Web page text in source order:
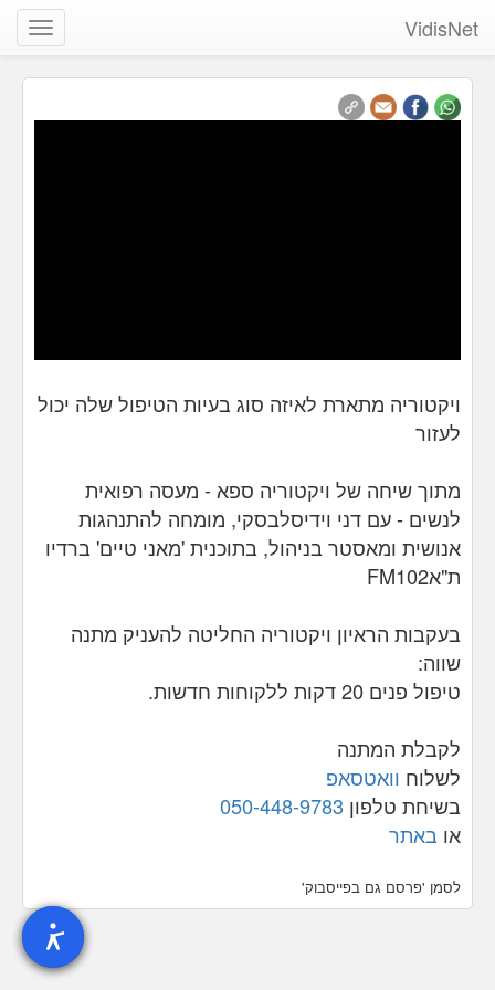
שנה
VidisNet
ויקטוריה מתארת לאיזה סוג בעיות הטיפול שלה יכול
לעזור
מתוך שיחה של ויקטוריה ספא - מעסה רפואית
לנשים - עם דני וידיסלבסקי, מומחה להתנהגות
אנושית ומאסטר בניהול, בתוכנית 'מאני טיים' ברדיו
ת"אFM102
בעקבות הראיון ויקטוריה החליטה להעניק מתנה
שווה:
טיפול פנים 20 דקות
ללקוחות חדשות.
לקבלת המתנה
לשלוח וואטסאפ
בשיחת טלפון
או באתר
לסמן 'פרסם גם בפייסבוק'